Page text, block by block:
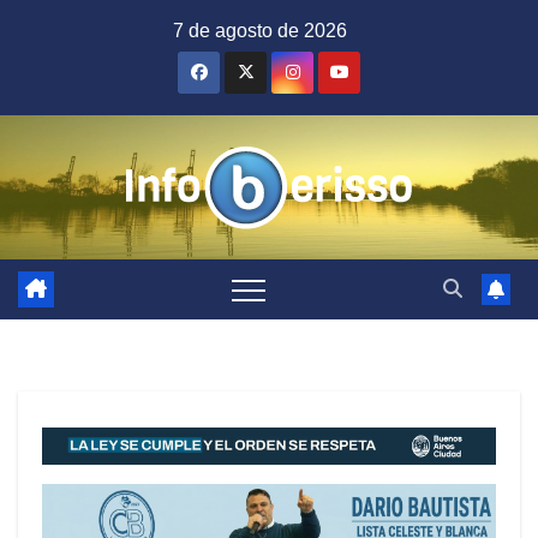
7 de agosto de 2026